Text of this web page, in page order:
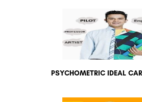
PSYCHOMETRIC IDEAL